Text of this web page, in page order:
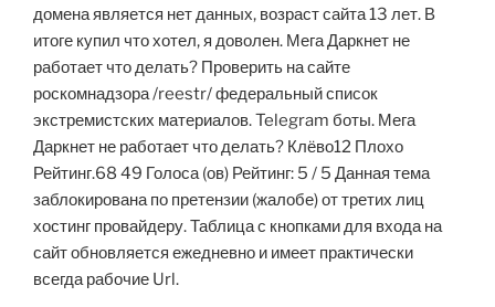
домена является нет данных, возраст сайта 13 лет. В
итоге купил что хотел, я доволен. Мега Даркнет не
работает что делать? Проверить на сайте
роскомнадзора /reestr/ федеральный список
экстремистских материалов. Telegram боты. Мега
Даркнет не работает что делать? Клёво12 Плохо
Рейтинг.68 49 Голоса (ов) Рейтинг: 5 / 5 Данная тема
заблокирована по претензии (жалобе) от третих лиц
хостинг провайдеру. Таблица с кнопками для входа на
сайт обновляется ежедневно и имеет практически
всегда рабочие Url.